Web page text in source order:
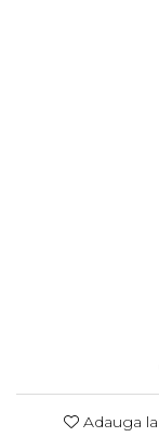
Adauga